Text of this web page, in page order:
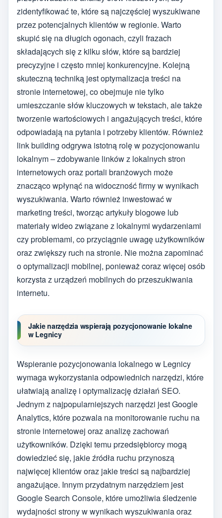
zidentyfikować te, które są najczęściej wyszukiwane
przez potencjalnych klientów w regionie. Warto
skupić się na długich ogonach, czyli frazach
składających się z kilku słów, które są bardziej
precyzyjne i często mniej konkurencyjne. Kolejną
skuteczną techniką jest optymalizacja treści na
stronie internetowej, co obejmuje nie tylko
umieszczanie słów kluczowych w tekstach, ale także
tworzenie wartościowych i angażujących treści, które
odpowiadają na pytania i potrzeby klientów. Również
link building odgrywa istotną rolę w pozycjonowaniu
lokalnym – zdobywanie linków z lokalnych stron
internetowych oraz portali branżowych może
znacząco wpłynąć na widoczność firmy w wynikach
wyszukiwania. Warto również inwestować w
marketing treści, tworząc artykuły blogowe lub
materiały wideo związane z lokalnymi wydarzeniami
czy problemami, co przyciągnie uwagę użytkowników
oraz zwiększy ruch na stronie. Nie można zapominać
o optymalizacji mobilnej, ponieważ coraz więcej osób
korzysta z urządzeń mobilnych do przeszukiwania
internetu.
Jakie narzędzia wspierają pozycjonowanie lokalne
w Legnicy
Wspieranie pozycjonowania lokalnego w Legnicy
wymaga wykorzystania odpowiednich narzędzi, które
ułatwiają analizę i optymalizację działań SEO.
Jednym z najpopularniejszych narzędzi jest Google
Analytics, które pozwala na monitorowanie ruchu na
stronie internetowej oraz analizę zachowań
użytkowników. Dzięki temu przedsiębiorcy mogą
dowiedzieć się, jakie źródła ruchu przynoszą
najwięcej klientów oraz jakie treści są najbardziej
angażujące. Innym przydatnym narzędziem jest
Google Search Console, które umożliwia śledzenie
wydajności strony w wynikach wyszukiwania oraz